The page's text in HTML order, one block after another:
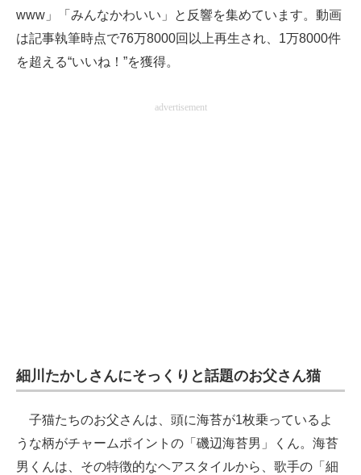
スマホと通信の最新トレンド
進化するPCとデバイスの未来
製造業のIT導入・活用を支援
モノづくり技術者専門サイト
エレクトロニクス専門サイト
www」「みんなかわいい」と反響を集めています。動画
は記事執筆時点で76万8000回以上再生され、1万8000件
を超える“いいね！”を獲得。
advertisement
細川たかしさんにそっくりと話題のお父さん猫
子猫たちのお父さんは、頭に海苔が1枚乗っているよ
うな柄がチャームポイントの「磯辺海苔男」くん。海苔
男くんは、その特徴的なヘアスタイルから、歌手の「細